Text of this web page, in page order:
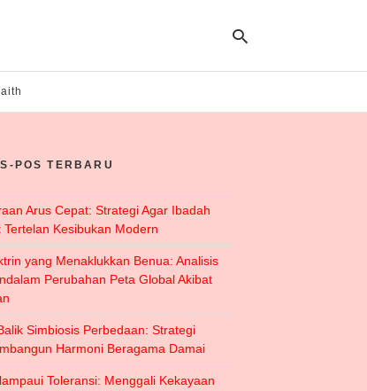
POS TERBARU
Arus Cepat: Strategi Agar Ibadah
Tertelan Kesibukan Modern
yang Menaklukkan Benua: Analisis
Perubahan Peta Global Akibat
Simbiosis Perbedaan: Strategi
Harmoni Beragama Damai
Toleransi: Menggali Kekayaan